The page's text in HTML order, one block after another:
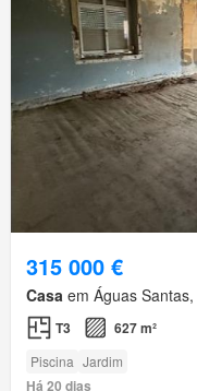
315 000 €
Casa em Águas
T3 627 m²
Piscina Jardim
Há 20 dias